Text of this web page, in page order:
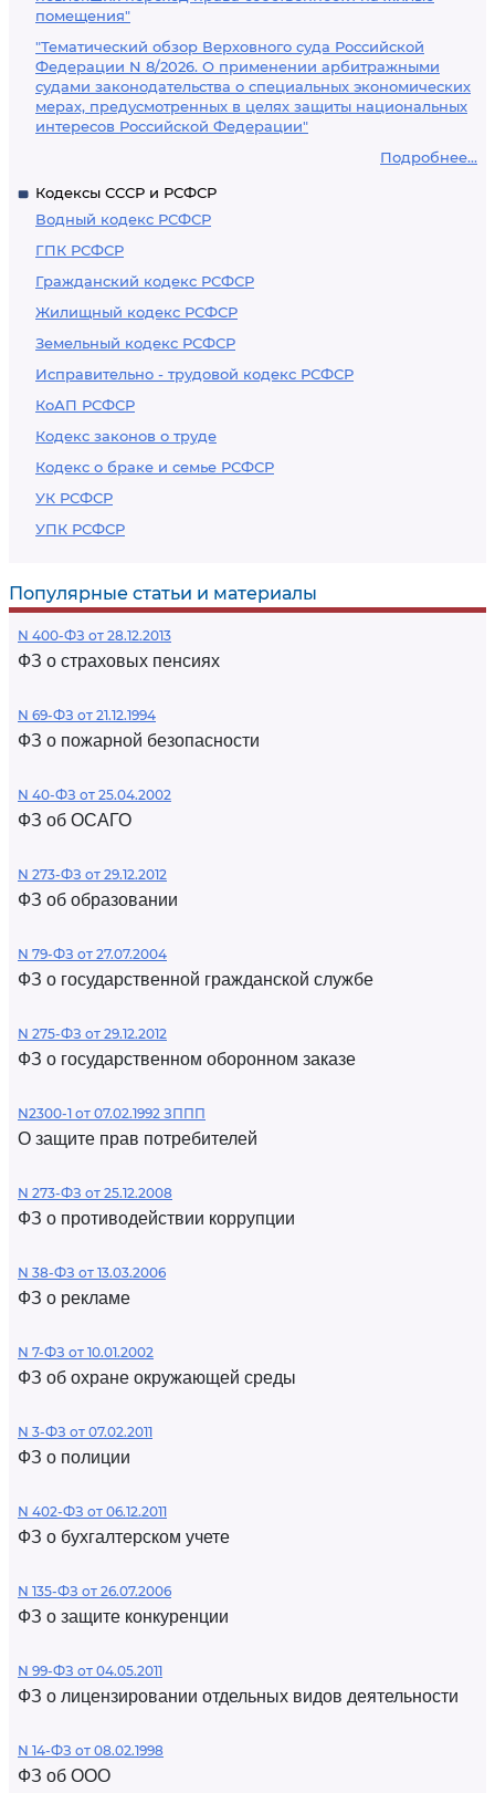
помещения"
"Тематический обзор Верховного суда Российской
Федерации N 8/2026. О применении арбитражными
судами законодательства о специальных экономических
мерах, предусмотренных в целях защиты национальных
интересов Российской Федерации"
Подробнее...
Кодексы СССР и РСФСР
Водный кодекс РСФСР
ГПК РСФСР
Гражданский кодекс РСФСР
Жилищный кодекс РСФСР
Земельный кодекс РСФСР
Исправительно - трудовой кодекс РСФСР
КоАП РСФСР
Кодекс законов о труде
Кодекс о браке и семье РСФСР
УК РСФСР
УПК РСФСР
Популярные статьи и материалы
N 400-ФЗ от 28.12.2013
ФЗ о страховых пенсиях
N 69-ФЗ от 21.12.1994
ФЗ о пожарной безопасности
N 40-ФЗ от 25.04.2002
ФЗ об ОСАГО
N 273-ФЗ от 29.12.2012
ФЗ об образовании
N 79-ФЗ от 27.07.2004
ФЗ о государственной гражданской службе
N 275-ФЗ от 29.12.2012
ФЗ о государственном оборонном заказе
N2300-1 от 07.02.1992 ЗППП
О защите прав потребителей
N 273-ФЗ от 25.12.2008
ФЗ о противодействии коррупции
N 38-ФЗ от 13.03.2006
ФЗ о рекламе
N 7-ФЗ от 10.01.2002
ФЗ об охране окружающей среды
N 3-ФЗ от 07.02.2011
ФЗ о полиции
N 402-ФЗ от 06.12.2011
ФЗ о бухгалтерском учете
N 135-ФЗ от 26.07.2006
ФЗ о защите конкуренции
N 99-ФЗ от 04.05.2011
ФЗ о лицензировании отдельных видов деятельности
N 14-ФЗ от 08.02.1998
ФЗ об ООО